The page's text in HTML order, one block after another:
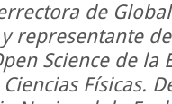
de
representante
Science de la
Físicas.